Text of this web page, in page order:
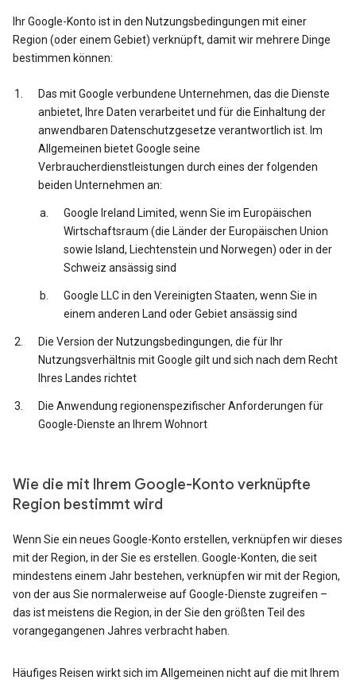
Ihr Google-Konto ist in den Nutzungsbedingungen mit einer
Region (oder einem Gebiet) verknüpft, damit wir mehrere Dinge
bestimmen können:
Das mit Google verbundene Unternehmen, das die Dienste
anbietet, Ihre Daten verarbeitet und für die Einhaltung der
anwendbaren Datenschutzgesetze verantwortlich ist. Im
Allgemeinen bietet Google seine
Verbraucherdienstleistungen durch eines der folgenden
beiden Unternehmen an:
Google Ireland Limited, wenn Sie im Europäischen
Wirtschaftsraum (die Länder der Europäischen Union
sowie Island, Liechtenstein und Norwegen) oder in der
Schweiz ansässig sind
Google LLC in den Vereinigten Staaten, wenn Sie in
einem anderen Land oder Gebiet ansässig sind
Die Version der Nutzungsbedingungen, die für Ihr
Nutzungsverhältnis mit Google gilt und sich nach dem Recht
Ihres Landes richtet
Die Anwendung regionenspezifischer Anforderungen für
Google-Dienste an Ihrem Wohnort
Wie die mit Ihrem Google-Konto verknüpfte
Region bestimmt wird
Wenn Sie ein neues Google-Konto erstellen, verknüpfen wir dieses
mit der Region, in der Sie es erstellen. Google-Konten, die seit
mindestens einem Jahr bestehen, verknüpfen wir mit der Region,
von der aus Sie normalerweise auf Google-Dienste zugreifen –
das ist meistens die Region, in der Sie den größten Teil des
vorangegangenen Jahres verbracht haben.
Häufiges Reisen wirkt sich im Allgemeinen nicht auf die mit Ihrem